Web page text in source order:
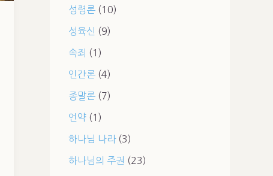
성령론(10)
성육신 (9)
속죄 (1)
인간론(4)
종말론(7)
언약(1)
하나님 나라(3)
하나님의 주권 (23)